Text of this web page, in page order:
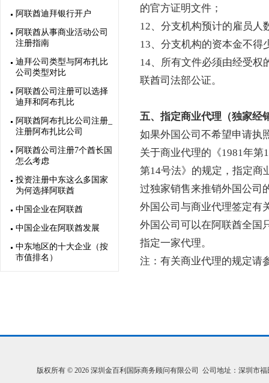
阿联酋迪拜银行开户
阿联酋从事商业活动公司
注册指南
迪拜公司类型与阿布扎比
公司类型对比
阿联酋公司注册可以选择
迪拜和阿布扎比
阿联酋阿布扎比公司注册_
注册阿布扎比公司
阿联酋公司注册7个酋长国
怎么考虑
投资注册中东这么多国家
为何选择阿联酋
中国企业在阿联酋
中国企业在阿联酋发展
中东地区的十大企业（按
市值排名）
的官方证明文件；
12、分支机构预计的雇员人
13、分支机构的资本金不得
14、所有文件必须由经受权
联酋司法部公证。
五、指定商业代理（独家经
如果外国公司不希望申请执
关于商业代理的《1981年第
第14号法》的规定，指定商
过独家销售来推销外国公司
外国公司与商业代理签定有
外国公司可以在阿联酋全国
指定一家代理。
注：有关商业代理的规定请
版权所有 © 2026 深圳金百利国际商务顾问有限公司 公司地址：深圳市